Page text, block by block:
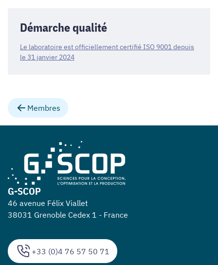
Démarche qualité
Le laboratoire est officiellement certifié ISO 9001 depuis
le 31 janvier 2024
Membres
+33 (0)4 76 57 50 71
G-SCOP
46 avenue Félix Viallet
38031 Grenoble Cedex 1 - France